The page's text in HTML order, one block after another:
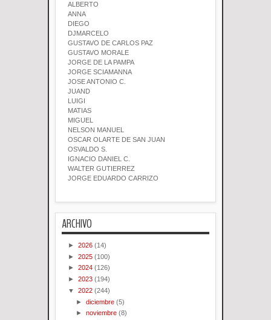
ALBERTO
ANNA
DIEGO
DJMARCELO
GUSTAVO DE CARLOS PAZ
GUSTAVO MORALE
JORGE DE LA PAMPA
JORGE SCIAMANNA
JOSE ANTONIO C.
JUAND
LUIGI
MATIAS
MIGUEL
NELSON MANUEL
OSCAR OLARTE DE SAN JUAN
OSVALDO S.
IGNACIO DANIEL C.
WALTER GUTIERREZ
JORGE EDUARDO CARRIZO
ARCHIVO
► 2026 (14)
► 2025 (100)
► 2024 (126)
► 2023 (194)
▼ 2022 (244)
►diciembre (5)
►noviembre (8)